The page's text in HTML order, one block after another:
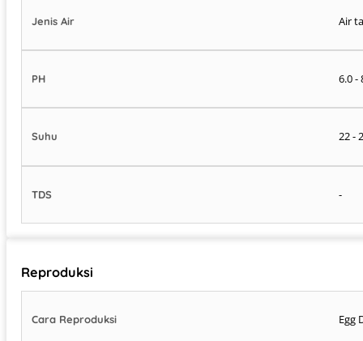
Jenis Air Air
PH 6.0 -
Suhu 22 -
TDS -
Reproduksi
Cara Reproduksi Egg